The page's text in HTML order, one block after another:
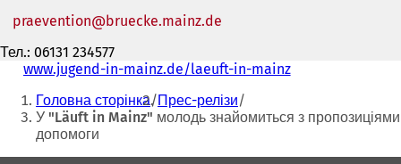
praevention
bruecke.mainz de
Тел.: 06131 234577
www.jugend-in-mainz.de/laeuft-in-mainz(
д
р
Ти
тут:
Головна сторінка Прес-релізи
У "Läuft in Mainz" молодь знайомиться з пропозиціями
допомоги